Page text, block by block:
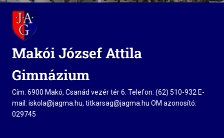
Skip
content
Makói József Attila
Gimnázium
Cím: 6900 Makó, Csanád vezér tér 6. Telefon: (62) 510-932 E-
mail: iskola@jagma.hu, titkarsag@jagma.hu OM azonosító:
029745